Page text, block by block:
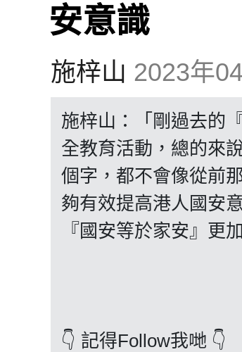
安意識
施梓山 2023年
施梓山：「剛過去的
全教育活動，總的來
個字，都不會像從前
夠有效提高港人國安
『國安等於家安』更
👇 記得Follow我哋 👇